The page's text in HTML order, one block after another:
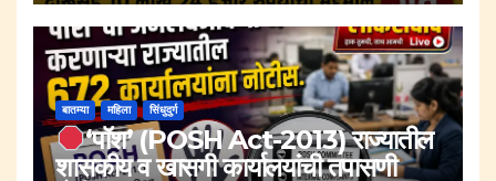
बातम्या महिला सिंधुदुर्ग
‘पॉश’ (POSH Act-2013) राज्यातील
शासकीय व खासगी कार्यालयांची तपासणी